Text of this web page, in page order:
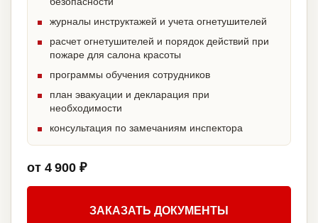
журналы инструктажей и учета огнетушителей
расчет огнетушителей и порядок действий при
пожаре для салона красоты
программы обучения сотрудников
план эвакуации и декларация при
необходимости
консультация по замечаниям инспектора
от 4 900 ₽
ЗАКАЗАТЬ ДОКУМЕНТЫ